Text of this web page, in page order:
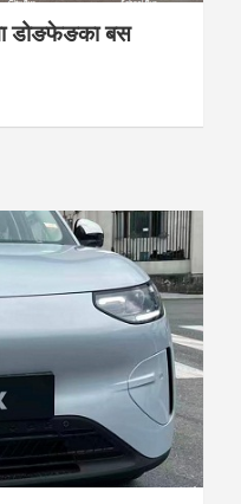
डोङफेङका बस